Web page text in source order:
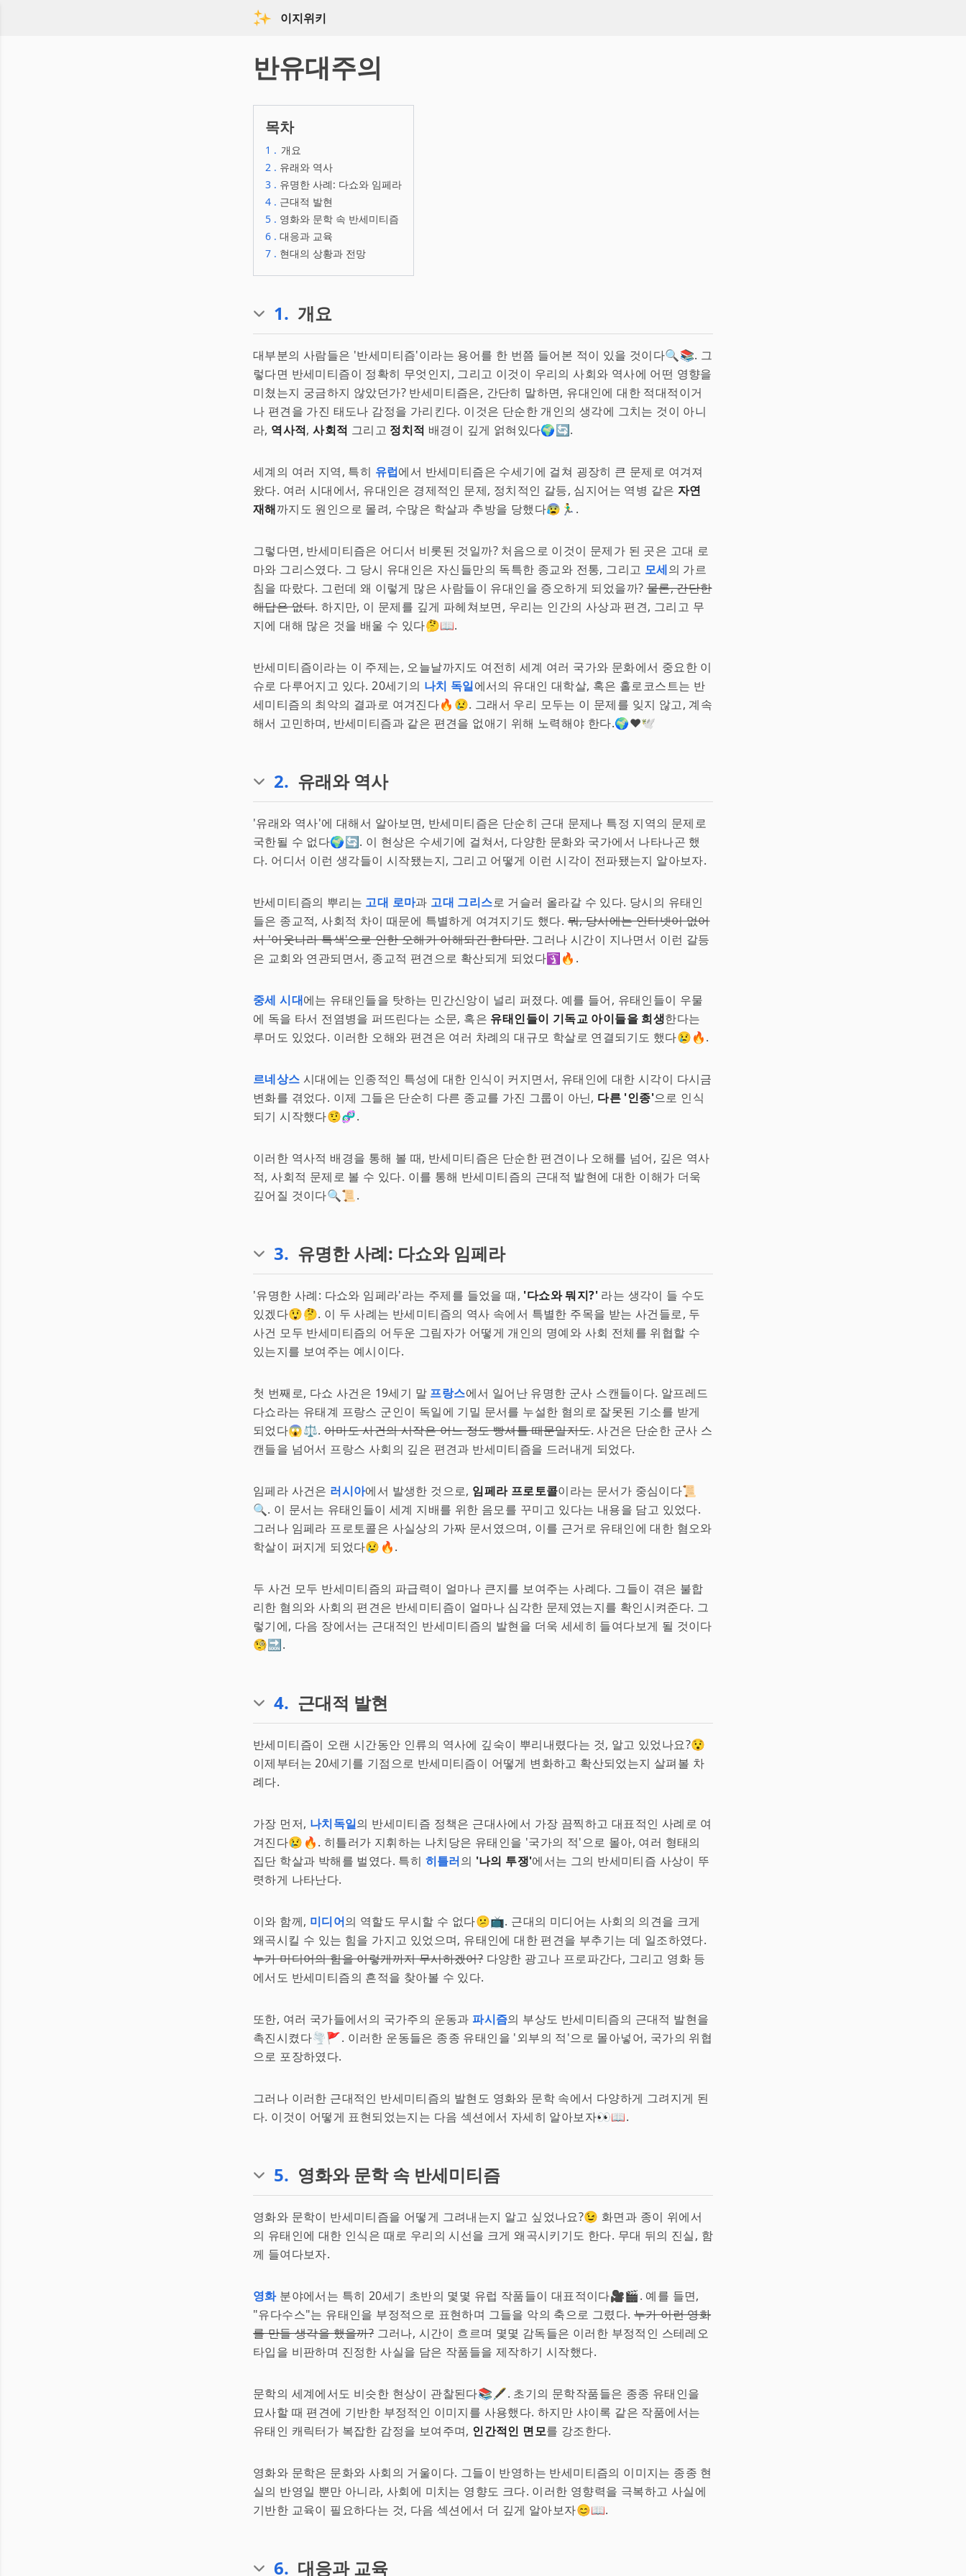
이지위키
반유대주의
목차
1 . 개요
2 . 유래와 역사
3 . 유명한 사례: 다쇼와 임페라
4 . 근대적 발현
5 . 영화와 문학 속 반세미티즘
6 . 대응과 교육
7 . 현대의 상황과 전망
1. 개요
대부분의 사람들은 '반세미티즘'이라는 용어를 한 번쯤 들어본 적이 있을 것이다🔍📚. 그
렇다면 반세미티즘이 정확히 무엇인지, 그리고 이것이 우리의 사회와 역사에 어떤 영향을
미쳤는지 궁금하지 않았던가? 반세미티즘은, 간단히 말하면, 유대인에 대한 적대적이거
나 편견을 가진 태도나 감정을 가리킨다. 이것은 단순한 개인의 생각에 그치는 것이 아니
라, 역사적,사회적 그리고 정치적 배경이 깊게 얽혀있다🌍🔄.
세계의 여러 지역, 특히 유럽에서 반세미티즘은 수세기에 걸쳐 굉장히 큰 문제로 여겨져
왔다. 여러 시대에서, 유대인은 경제적인 문제, 정치적인 갈등, 심지어는 역병 같은 자연
재해까지도 원인으로 몰려, 수많은 학살과 추방을 당했다😰🏃‍♂️.
그렇다면, 반세미티즘은 어디서 비롯된 것일까? 처음으로 이것이 문제가 된 곳은 고대 로
마와 그리스였다. 그 당시 유대인은 자신들만의 독특한 종교와 전통, 그리고 모세의 가르
침을 따랐다. 그런데 왜 이렇게 많은 사람들이 유대인을 증오하게 되었을까?물론, 간단한
해답은 없다. 하지만, 이 문제를 깊게 파헤쳐보면, 우리는 인간의 사상과 편견, 그리고 무
지에 대해 많은 것을 배울 수 있다🤔📖.
반세미티즘이라는 이 주제는, 오늘날까지도 여전히 세계 여러 국가와 문화에서 중요한 이
슈로 다루어지고 있다. 20세기의 나치 독일에서의 유대인 대학살, 혹은 홀로코스트는 반
세미티즘의 최악의 결과로 여겨진다🔥😢. 그래서 우리 모두는 이 문제를 잊지 않고, 계속
해서 고민하며, 반세미티즘과 같은 편견을 없애기 위해 노력해야 한다.🌍❤️🕊️
2. 유래와 역사
'유래와 역사'에 대해서 알아보면, 반세미티즘은 단순히 근대 문제나 특정 지역의 문제로
국한될 수 없다🌍🔄. 이 현상은 수세기에 걸쳐서, 다양한 문화와 국가에서 나타나곤 했
다. 어디서 이런 생각들이 시작됐는지, 그리고 어떻게 이런 시각이 전파됐는지 알아보자.
반세미티즘의 뿌리는 고대 로마과 고대 그리스로 거슬러 올라갈 수 있다. 당시의 유태인
들은 종교적, 사회적 차이 때문에 특별하게 여겨지기도 했다.뭐, 당시에는 인터넷이 없어
서 '이웃나라 특색'으로 인한 오해가 이해되긴 한다만. 그러나 시간이 지나면서 이런 갈등
은 교회와 연관되면서, 종교적 편견으로 확산되게 되었다🛐🔥.
중세 시대에는 유태인들을 탓하는 민간신앙이 널리 퍼졌다. 예를 들어, 유태인들이 우물
에 독을 타서 전염병을 퍼뜨린다는 소문, 혹은 유태인들이 기독교 아이들을 희생한다는
루머도 있었다. 이러한 오해와 편견은 여러 차례의 대규모 학살로 연결되기도 했다😢🔥.
르네상스 시대에는 인종적인 특성에 대한 인식이 커지면서, 유태인에 대한 시각이 다시금
변화를 겪었다. 이제 그들은 단순히 다른 종교를 가진 그룹이 아닌, 다른 '인종'으로 인식
되기 시작했다🤨🧬.
이러한 역사적 배경을 통해 볼 때, 반세미티즘은 단순한 편견이나 오해를 넘어, 깊은 역사
적, 사회적 문제로 볼 수 있다. 이를 통해 반세미티즘의 근대적 발현에 대한 이해가 더욱
깊어질 것이다🔍📜.
3. 유명한 사례: 다쇼와 임페라
'유명한 사례: 다쇼와 임페라'라는 주제를 들었을 때, '다쇼와 뭐지?' 라는 생각이 들 수도
있겠다😲🤔. 이 두 사례는 반세미티즘의 역사 속에서 특별한 주목을 받는 사건들로, 두
사건 모두 반세미티즘의 어두운 그림자가 어떻게 개인의 명예와 사회 전체를 위협할 수
있는지를 보여주는 예시이다.
첫 번째로, 다쇼 사건은 19세기 말 프랑스에서 일어난 유명한 군사 스캔들이다. 알프레드
다쇼라는 유태계 프랑스 군인이 독일에 기밀 문서를 누설한 혐의로 잘못된 기소를 받게
되었다😱⚖️.아마도 사건의 시작은 어느 정도 빵셔틀 때문일지도. 사건은 단순한 군사 스
캔들을 넘어서 프랑스 사회의 깊은 편견과 반세미티즘을 드러내게 되었다.
임페라 사건은 러시아에서 발생한 것으로, 임페라 프로토콜이라는 문서가 중심이다📜
🔍. 이 문서는 유태인들이 세계 지배를 위한 음모를 꾸미고 있다는 내용을 담고 있었다.
그러나 임페라 프로토콜은 사실상의 가짜 문서였으며, 이를 근거로 유태인에 대한 혐오와
학살이 퍼지게 되었다😢🔥.
두 사건 모두 반세미티즘의 파급력이 얼마나 큰지를 보여주는 사례다. 그들이 겪은 불합
리한 혐의와 사회의 편견은 반세미티즘이 얼마나 심각한 문제였는지를 확인시켜준다. 그
렇기에, 다음 장에서는 근대적인 반세미티즘의 발현을 더욱 세세히 들여다보게 될 것이다
🧐🔜.
4. 근대적 발현
반세미티즘이 오랜 시간동안 인류의 역사에 깊숙이 뿌리내렸다는 것, 알고 있었나요?😯
이제부터는 20세기를 기점으로 반세미티즘이 어떻게 변화하고 확산되었는지 살펴볼 차
례다.
가장 먼저, 나치독일의 반세미티즘 정책은 근대사에서 가장 끔찍하고 대표적인 사례로 여
겨진다😢🔥. 히틀러가 지휘하는 나치당은 유태인을 '국가의 적'으로 몰아, 여러 형태의
집단 학살과 박해를 벌였다. 특히 히틀러의 '나의 투쟁'에서는 그의 반세미티즘 사상이 뚜
렷하게 나타난다.
이와 함께, 미디어의 역할도 무시할 수 없다😕📺. 근대의 미디어는 사회의 의견을 크게
왜곡시킬 수 있는 힘을 가지고 있었으며, 유태인에 대한 편견을 부추기는 데 일조하였다.
누가 미디어의 힘을 이렇게까지 무시하겠어?다양한 광고나 프로파간다, 그리고 영화 등
에서도 반세미티즘의 흔적을 찾아볼 수 있다.
또한, 여러 국가들에서의 국가주의 운동과파시즘의 부상도 반세미티즘의 근대적 발현을
촉진시켰다🌪️🚩. 이러한 운동들은 종종 유태인을 '외부의 적'으로 몰아넣어, 국가의 위협
으로 포장하였다.
그러나 이러한 근대적인 반세미티즘의 발현도 영화와 문학 속에서 다양하게 그려지게 된
다. 이것이 어떻게 표현되었는지는 다음 섹션에서 자세히 알아보자👀📖.
5. 영화와 문학 속 반세미티즘
영화와 문학이 반세미티즘을 어떻게 그려내는지 알고 싶었나요?😉 화면과 종이 위에서
의 유태인에 대한 인식은 때로 우리의 시선을 크게 왜곡시키기도 한다. 무대 뒤의 진실, 함
께 들여다보자.
영화분야에서는 특히 20세기 초반의 몇몇 유럽 작품들이 대표적이다🎥🎬. 예를 들면,
"유다수스"는 유태인을 부정적으로 표현하며 그들을 악의 축으로 그렸다. 누가 이런 영화
를 만들 생각을 했을까?그러나, 시간이 흐르며 몇몇 감독들은 이러한 부정적인 스테레오
타입을 비판하며 진정한 사실을 담은 작품들을 제작하기 시작했다.
문학의 세계에서도 비슷한 현상이 관찰된다📚🖋️. 초기의 문학작품들은 종종 유태인을
묘사할 때 편견에 기반한 부정적인 이미지를 사용했다. 하지만 샤이록 같은 작품에서는
유태인 캐릭터가 복잡한 감정을 보여주며, 인간적인 면모를 강조한다.
영화와 문학은 문화와 사회의 거울이다. 그들이 반영하는 반세미티즘의 이미지는 종종 현
실의 반영일 뿐만 아니라, 사회에 미치는 영향도 크다. 이러한 영향력을 극복하고 사실에
기반한 교육이 필요하다는 것, 다음 섹션에서 더 깊게 알아보자😊📖.
6. 대응과 교육